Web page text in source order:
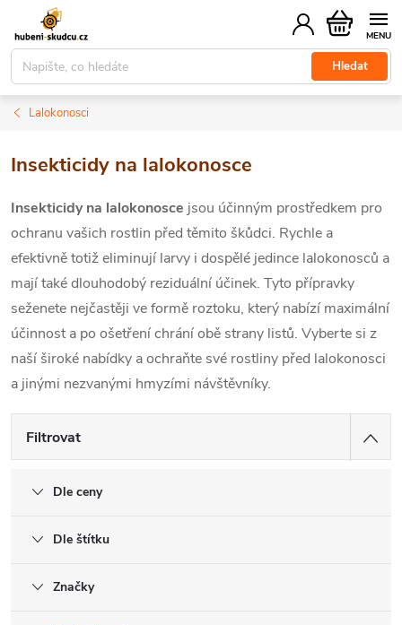
obsah
Hledat
Nákupní
košík
Lalokonosci
Insekticidy na lalokonosce
Insekticidy na lalokonosce jsou účinným prostředkem pro
ochranu vašich rostlin před těmito škůdci. Rychle a
efektivně totiž eliminují larvy i dospělé jedince lalokonosců a
mají takédlouhodobý reziduální účinek. Tyto přípravky
seženete nejčastěji ve formě roztoku, který nabízí maximální
účinnost a po ošetření chrání obě strany listů. Vyberte si z
naší široké nabídky a ochraňte své rostliny před lalokonosci
a jinými nezvanými hmyzími návštěvníky.
Filtrovat
Dle ceny
Dle štítku
Značky